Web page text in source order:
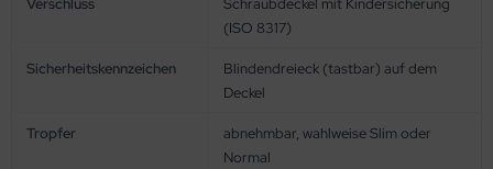
(ISO 8317)
Sicherheitskennzeichen
Blindendreieck (tastbar) auf dem
Deckel
Tropfer
abnehmbar, wahlweise Slim oder
Normal